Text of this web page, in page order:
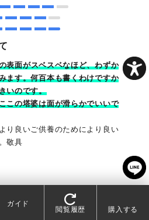
表面がスベスベなほど、わずか
ます。何百本も書くわけですか
いのです。
この塔婆は面が滑らかでいいで
り良いご供養のためにより良い
敬具
ガイド
閲覧履歴 購入する